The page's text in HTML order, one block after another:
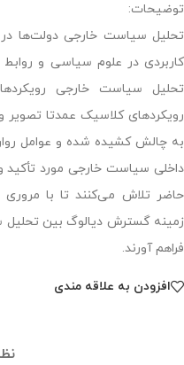
توضیحات:
تحلیل سیاست خارجی دولت‌ها در
کاربردی در علوم سیاسی و
تحلیل سیاست خارجی
رویکردهای کلاسیک عمدتا تصویر
به چالش کشیده شده و عوامل
داخلی سیاست خارجی مورد تأکید
حاضر تلاش می‌کنند تا با مروری
زمینه گسترش دیالوگ بین تحلیل
فراهم آورند.
افزودن به علاقه مندی